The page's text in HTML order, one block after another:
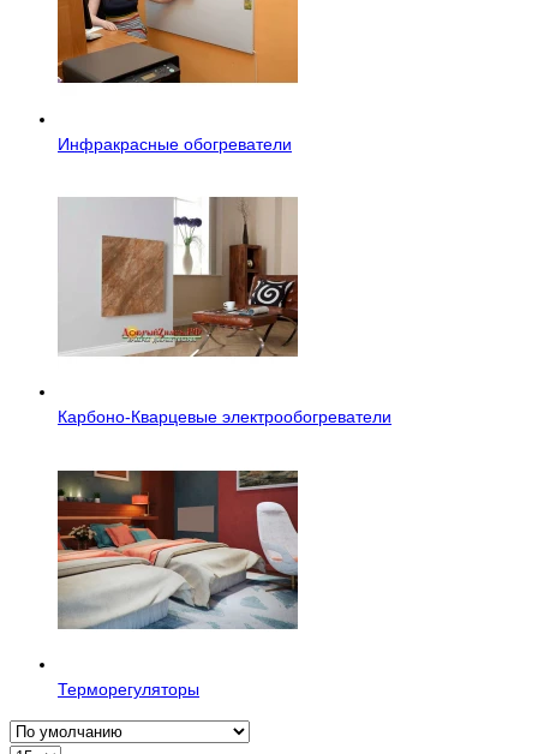
Инфракрасные обогреватели
Карбоно-Кварцевые электрообогреватели
Терморегуляторы